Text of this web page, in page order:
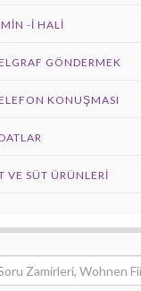
-I HALI
GÖNDERMEK
KONUŞMASI
VE SÜT ÜRÜNLERI